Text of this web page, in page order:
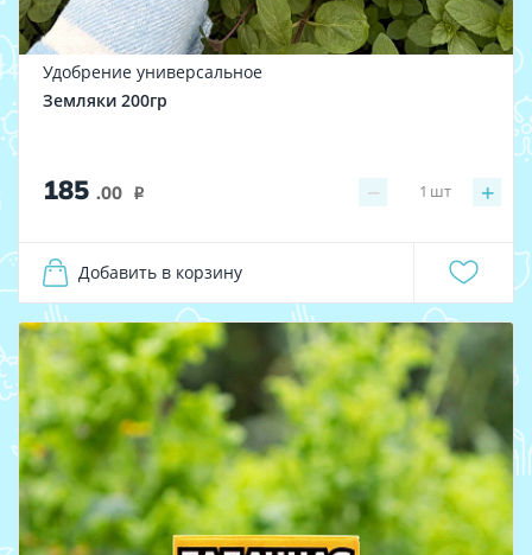
Удобрение универсальное
Земляки 200гр
185 .00 i − +
1 шт
Добавить в корзину